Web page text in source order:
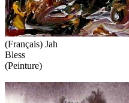
(Français) Jah
Bless
(Peinture)